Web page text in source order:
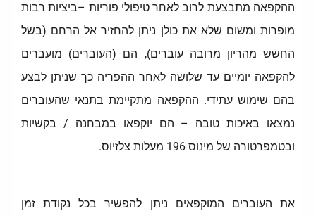
ההקפאה מתבצעת לרוב לאחר טיפולי פוריות –ביציות רבות
מופרות ומשום שלא את כולן ניתן להחזיר אל הרחם (בשל
החשש מהריון מרובה עוברים), הם (העוברים) מועברים
להקפאה יומיים עד שלושה לאחר ההפריה כך שניתן לבצע
בהם שימוש עתידי. ההקפאה מתקיימת בתנאי שהעוברים
נמצאו באיכות טובה – הם יוקפאו במבחנה / בקשיות
ובטמפרטורה של מינוס 196 מעלות צלזיוס.
את העוברים המוקפאים ניתן להפשיר בכל נקודת זמן